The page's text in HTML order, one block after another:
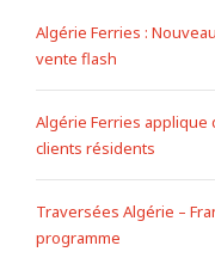
Algérie Ferries :
vente flash
Algérie Ferries
clients résidents
Traversées Algérie –
programme